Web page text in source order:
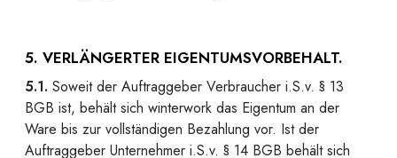
5. VERLÄNGERTER EIGENTUMSVORBEHALT.
5.1. Soweit der Auftraggeber Verbraucher i.S.v. § 13
BGB ist, behält sich winterwork das Eigentum an der
Ware bis zur vollständigen Bezahlung vor. Ist der
Auftraggeber Unternehmer i.S.v. § 14 BGB behält sich